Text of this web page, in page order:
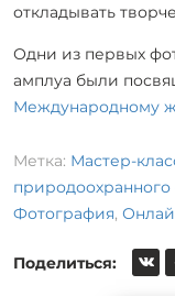
откладывать
Одни из первых
амплуа были
Международному
Метка: Мастер-
природоохранного
Фотография,
Поделиться: